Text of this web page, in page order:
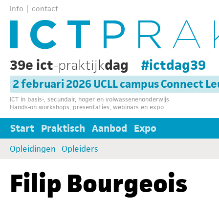
info contact
39e ict-praktijkdag #ictdag39
2 februari 2026 UCLL campus Connect
ICT in basis-, secundair, hoger en volwassenenonderwijs
Hands-on workshops, presentaties, webinars en expo
Start Praktisch Aanbod Expo
Opleidingen Opleiders
Filip Bourgeois